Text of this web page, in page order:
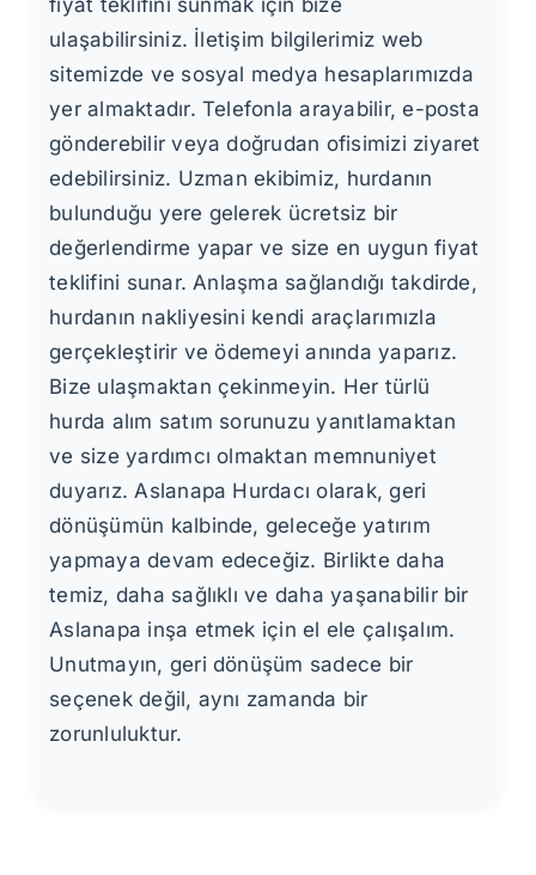
fiyat teklifini sunmak için bize
ulaşabilirsiniz. İletişim bilgilerimiz web
sitemizde ve sosyal medya hesaplarımızda
yer almaktadır. Telefonla arayabilir, e-posta
gönderebilir veya doğrudan ofisimizi ziyaret
edebilirsiniz. Uzman ekibimiz, hurdanın
bulunduğu yere gelerek ücretsiz bir
değerlendirme yapar ve size en uygun fiyat
teklifini sunar. Anlaşma sağlandığı takdirde,
hurdanın nakliyesini kendi araçlarımızla
gerçekleştirir ve ödemeyi anında yaparız.
Bize ulaşmaktan çekinmeyin. Her türlü
hurda alım satım sorunuzu yanıtlamaktan
ve size yardımcı olmaktan memnuniyet
duyarız. Aslanapa Hurdacı olarak, geri
dönüşümün kalbinde, geleceğe yatırım
yapmaya devam edeceğiz. Birlikte daha
temiz, daha sağlıklı ve daha yaşanabilir bir
Aslanapa inşa etmek için el ele çalışalım.
Unutmayın, geri dönüşüm sadece bir
seçenek değil, aynı zamanda bir
zorunluluktur.